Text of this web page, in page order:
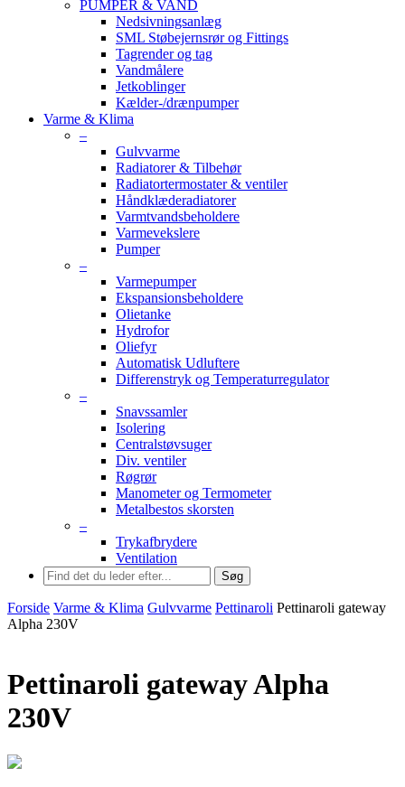
PUMPER & VAND
Nedsivningsanlæg
SML Støbejernsrør og Fittings
Tagrender og tag
Vandmålere
Jetkoblinger
Kælder-/drænpumper
Varme & Klima
–
Gulvvarme
Radiatorer & Tilbehør
Radiatortermostater & ventiler
Håndklæderadiatorer
Varmtvandsbeholdere
Varmevekslere
Pumper
–
Varmepumper
Ekspansionsbeholdere
Olietanke
Hydrofor
Oliefyr
Automatisk Udluftere
Differenstryk og Temperaturregulator
–
Snavssamler
Isolering
Centralstøvsuger
Div. ventiler
Røgrør
Manometer og Termometer
Metalbestos skorsten
–
Trykafbrydere
Ventilation
Søg
Forside Varme & Klima Gulvvarme Pettinaroli Pettinaroli gateway
Alpha 230V
Pettinaroli gateway Alpha
230V